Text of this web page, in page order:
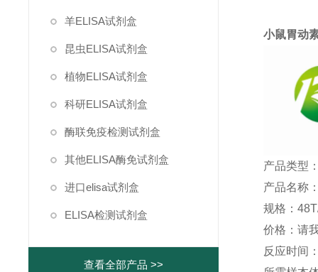
羊ELISA试剂盒
昆虫ELISA试剂盒
植物ELISA试剂盒
科研ELISA试剂盒
酶联免疫检测试剂盒
其他ELISA酶免试剂盒
进口elisa试剂盒
ELISA检测试剂盒
查看全部产品 >>
小鼠胃动
产品类型
产品名称
规格：
价格：请
反应时间